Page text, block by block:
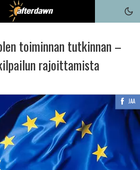
toiminnan tutkinnan –
rajoittamista
JAA